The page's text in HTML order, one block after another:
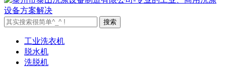
工业洗衣机
脱水机
洗脱机